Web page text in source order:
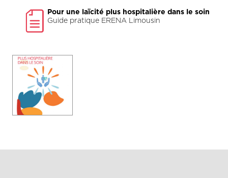
Pour une laïcité plus hospitalière dans le soin
Guide pratique ERENA Limousin